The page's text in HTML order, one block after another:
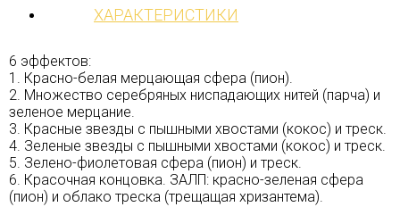
ХАРАКТЕРИСТИКИ
6 эффектов:
1. Красно-белая мерцающая сфера (пион).
2. Множество серебряных ниспадающих нитей (парча) и
зеленое мерцание.
3. Красные звезды с пышными хвостами (кокос) и треск.
4. Зеленые звезды с пышными хвостами (кокос) и треск.
5. Зелено-фиолетовая сфера (пион) и треск.
6. Красочная концовка. ЗАЛП: красно-зеленая сфера
(пион) и облако треска (трещащая хризантема).